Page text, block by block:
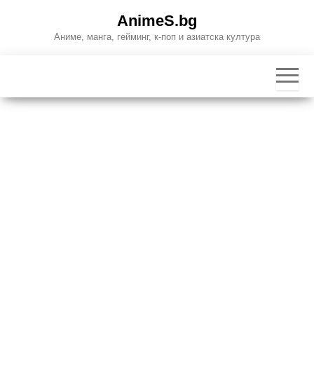
AnimeS.bg
Аниме, манга, гейминг, к-поп и азиатска култура